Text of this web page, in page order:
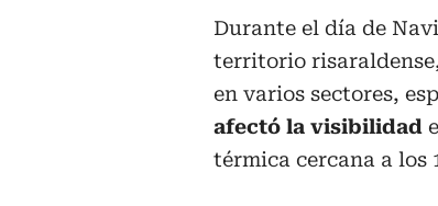
Durante el día de
territorio
en varios sectores,
afectó la visibilidad
térmica cercana a los